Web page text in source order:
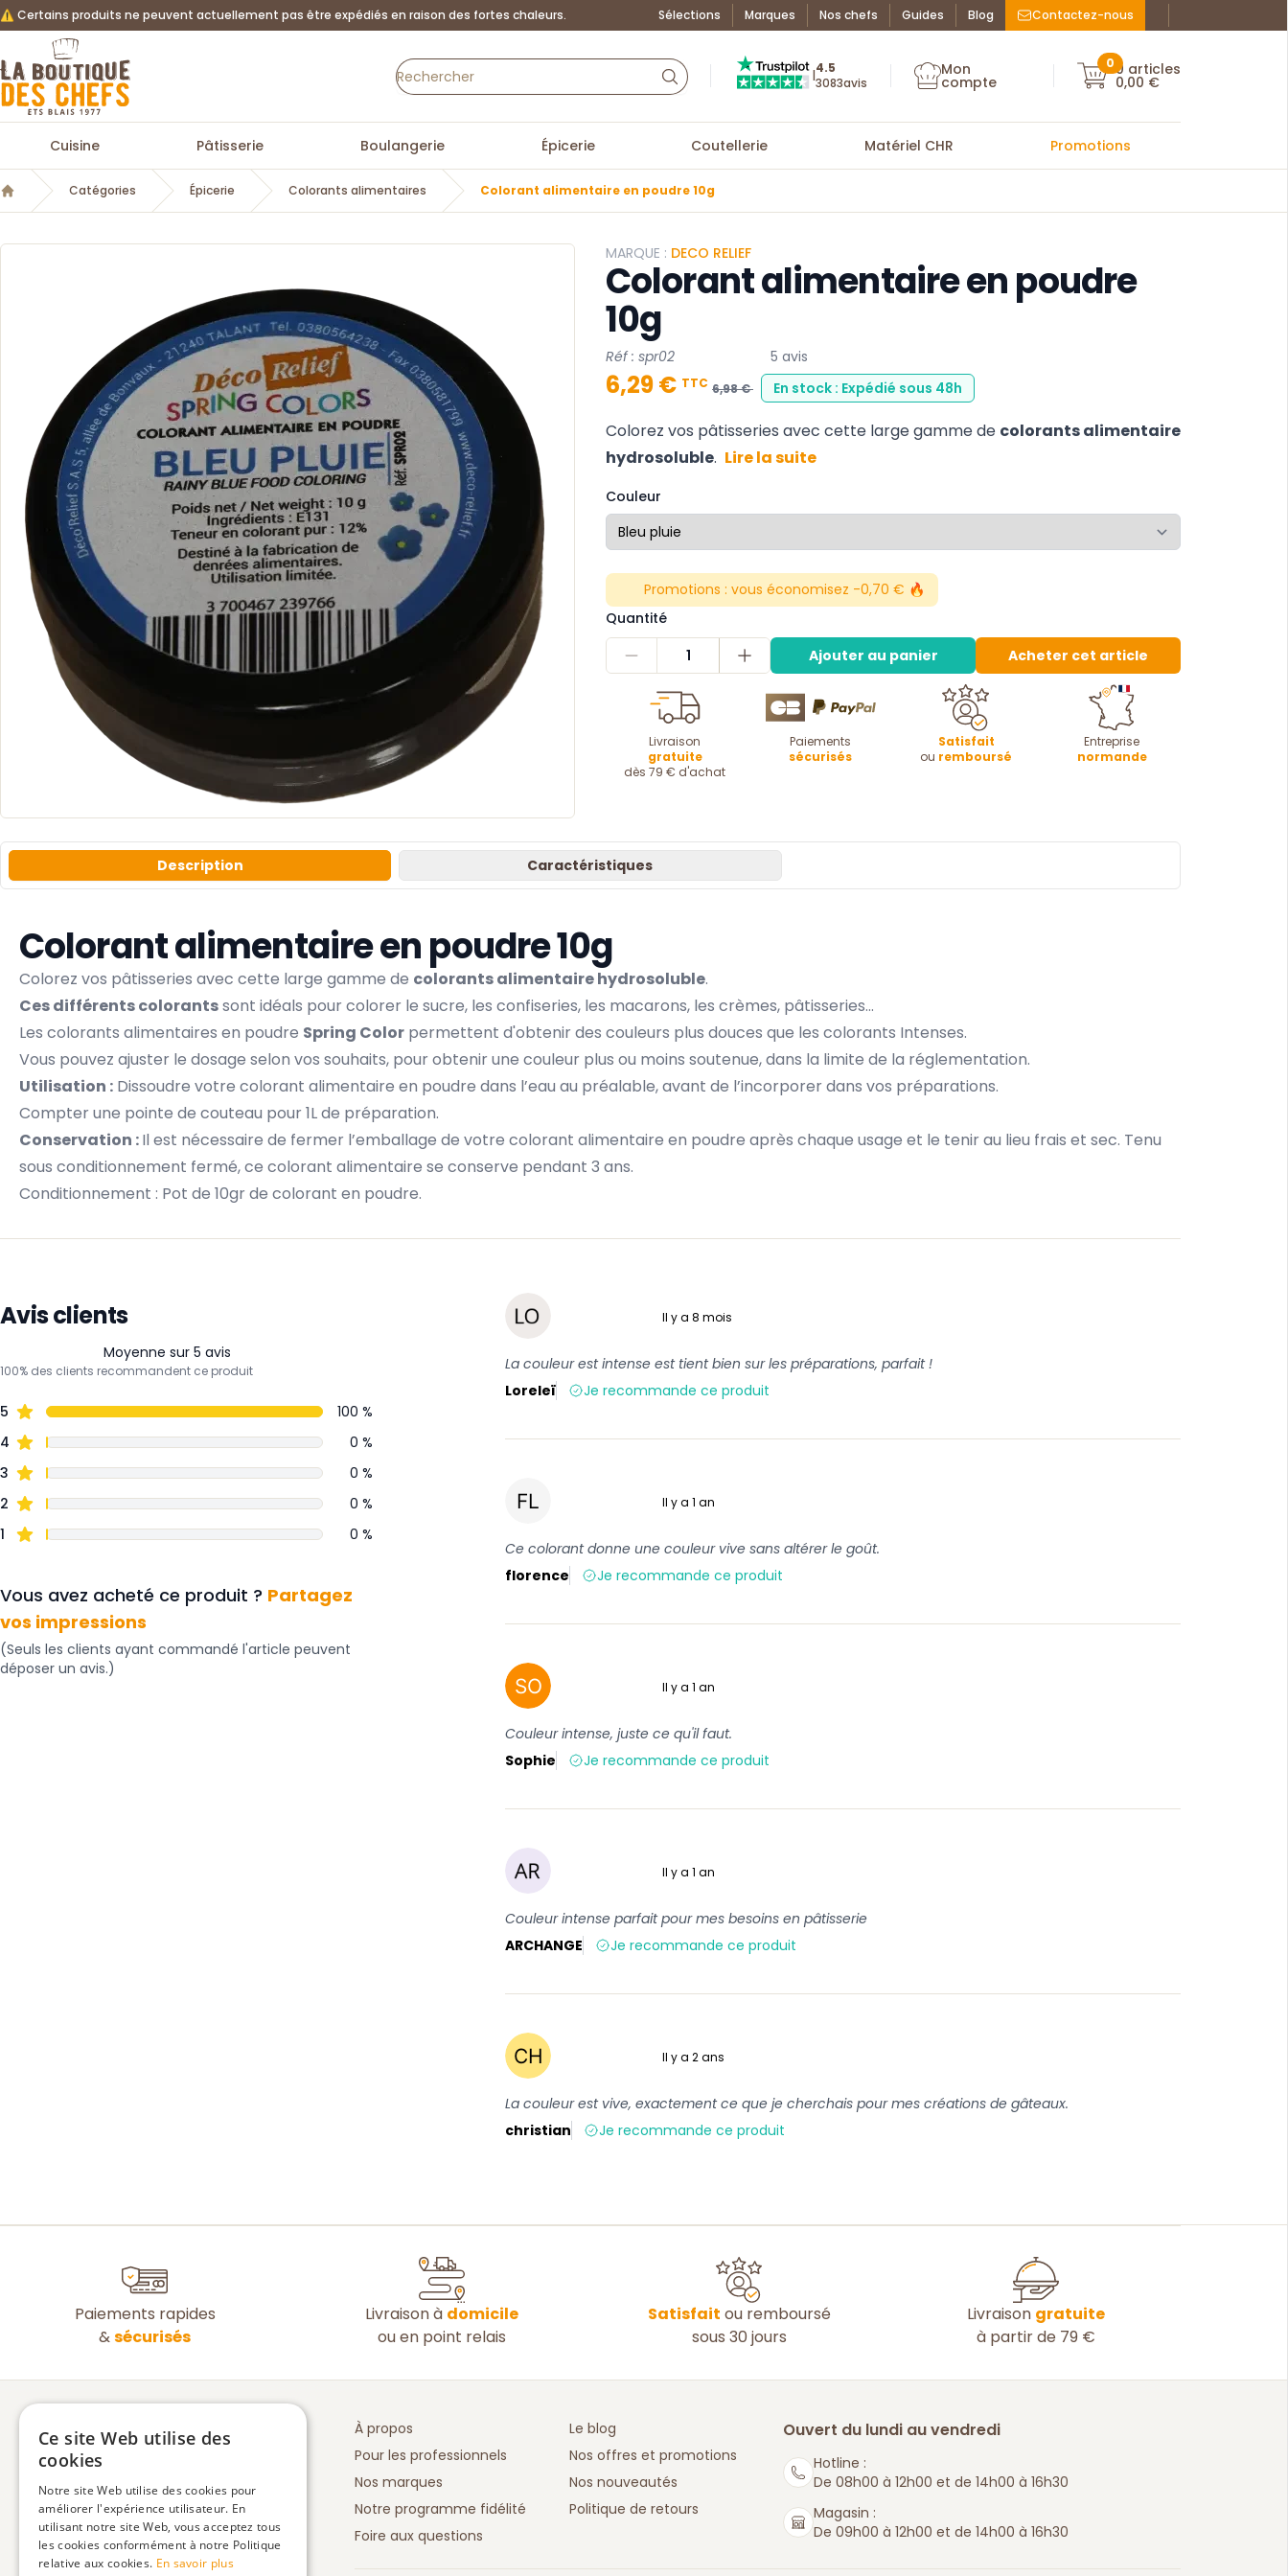
⚠️ Certains produits ne peuvent actuellement pas être expédiés en raison des fortes chaleurs. Sélections Marques Nos chefs Guides Blog Contactez-nous Facebook : La
Instagram :
La Boutique des chefs
Truspilot : La Boutique des chefs
4.5
3083avis Mon compte
Mon
compte Mon compte
00 articles
0,00 €
Cuisine Pâtisserie Boulangerie Épicerie Coutellerie Matériel CHR Promotions
Accueil
Catégories Épicerie Colorants alimentaires Colorant alimentaire en poudre 10g
MARQUE : DECO RELIEF
Colorant alimentaire en poudre
10g
Réf : spr02 5 avis
6,29 € TTC 6,98 € En stock : Expédié sous 48h
Colorez vos pâtisseries avec cette large gamme de colorants alimentaire
hydrosoluble. Lire la suite
Couleur
Promotions : vous économisez -0,70 € 🔥
Quantité
1
Ajouter au panier Acheter cet article
Livraison
gratuite
dès 79 € d'achat
Paiements
sécurisés
Satisfait
ou remboursé
Entreprise
normande
Description Caractéristiques
Colorant alimentaire en poudre 10g
Colorez vos pâtisseries avec cette large gamme de colorants alimentaire hydrosoluble.
Ces différents colorantssont idéals pour colorer le sucre, les confiseries, les macarons, les crèmes, pâtisseries...
Les colorants alimentaires en poudre Spring Color permettent d'obtenir des couleurs plus douces que les colorants Intenses.
Vous pouvez ajuster le dosage selon vos souhaits, pour obtenir une couleur plus ou moins soutenue, dans la limite de la réglementation.
Utilisation : Dissoudre votre colorant alimentaire en poudre dans l’eau au préalable, avant de l’incorporer dans vos préparations.
Compter une pointe de couteau pour 1L de préparation.
Conservation :Il est nécessaire de fermer l’emballage de votre colorant alimentaire en poudre après chaque usage et le tenir au lieu frais et sec. Tenu
sous conditionnement fermé, ce colorant alimentaire se conserve pendant 3 ans.
Conditionnement : Pot de 10gr de colorant en poudre.
Avis clients
Moyenne sur 5 avis
100% des clients recommandent ce produit
5
100 %
4
0 %
3
0 %
2
0 %
1
0 %
Vous avez acheté ce produit ? Partagez
vos impressions
(Seuls les clients ayant commandé l'article peuvent
déposer un avis.)
Il y a 8 mois
La couleur est intense est tient bien sur les préparations, parfait !
Loreleï
Je recommande ce produit
Il y a 1 an
Ce colorant donne une couleur vive sans altérer le goût.
florence
Je recommande ce produit
Il y a 1 an
Couleur intense, juste ce qu'il faut.
Sophie
Je recommande ce produit
Il y a 1 an
Couleur intense parfait pour mes besoins en pâtisserie
ARCHANGE
Je recommande ce produit
Il y a 2 ans
La couleur est vive, exactement ce que je cherchais pour mes créations de gâteaux.
christian
Je recommande ce produit
Paiements rapides
&sécurisés
Livraison à domicile
ou en point relais
Satisfait ou remboursé
sous 30 jours
Livraison gratuite
à partir de 79 €
À propos
Le blog
Pour les professionnels
Nos offres et promotions
Nos marques
Nos nouveautés
Notre programme fidélité
Politique de retours
Foire aux questions
Ouvert du lundi au vendredi
Hotline :
De 08h00 à 12h00 et de 14h00 à 16h30
Magasin :
De 09h00 à 12h00 et de 14h00 à 16h30
Ce site Web utilise des
cookies
Notre site Web utilise des cookies pour
améliorer l'expérience utilisateur. En
utilisant notre site Web, vous acceptez tous
les cookies conformément à notre Politique
relative aux cookies. En savoir plus